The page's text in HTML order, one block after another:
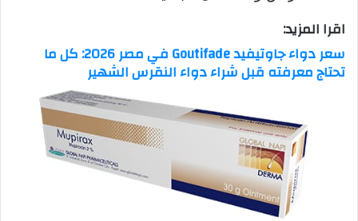
اقرا المزيد:
سعر دواء جاوتيفيد Goutifade في مصر 2026: كل ما
تحتاج معرفته قبل شراء دواء النقرس الشهير